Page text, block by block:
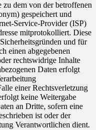
dem von der betroffenen
gespeichert und
Service-Provider (ISP)
mitprotokolliert. Diese
und für
einen abgegebenen
rechtswidrige Inhalte
Daten erfolgt
einer Rechtsverletzung
keine Weitergabe
an Dritte, sofern eine
ist oder der
Verantwortlichen dient.